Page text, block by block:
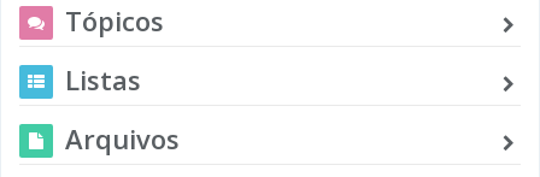
Tópicos
Listas
Arquivos